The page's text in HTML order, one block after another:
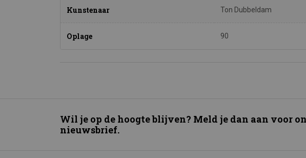
Kunstenaar Ton Dubbeldam
Oplage 90
Wil je op de hoogte blijven? Meld je dan aan voor
nieuwsbrief.